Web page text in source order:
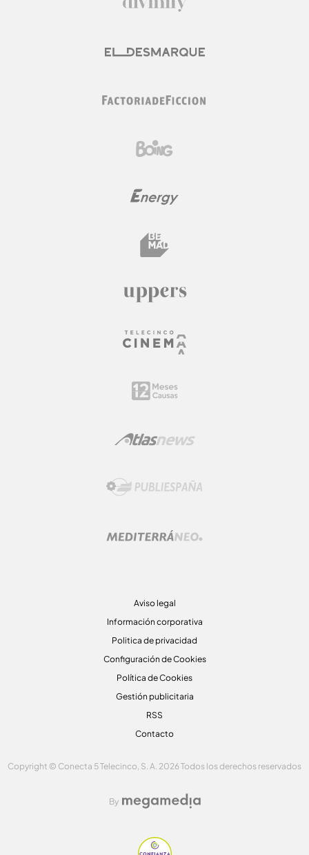
Aviso legal
Información corporativa
Politica de privacidad
Configuración de Cookies
Política de Cookies
Gestión publicitaria
RSS
Contacto
Copyright © Conecta 5 Telecinco, S. A. 2026 Todos los derechos reservados
By